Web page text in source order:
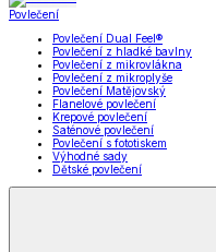
Povlečení
Povlečení Dual Feel®
Povlečení z hladké bavlny
Povlečení z mikrovlákna
Povlečení z mikroplyše
Povlečení Matějovský
Flanelové povlečení
Krepové povlečení
Saténové povlečení
Povlečení s fototiskem
Výhodné sady
Dětské povlečení